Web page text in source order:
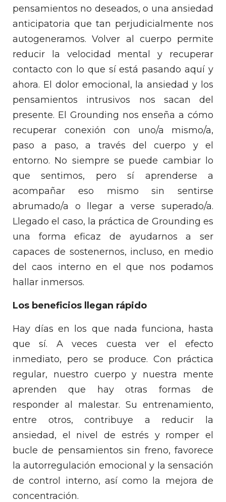
pensamientos no deseados, o una ansiedad
anticipatoria que tan perjudicialmente nos
autogeneramos. Volver al cuerpo permite
reducir la velocidad mental y recuperar
contacto con lo que sí está pasando aquí y
ahora. El dolor emocional, la ansiedad y los
pensamientos intrusivos nos sacan del
presente. El Grounding nos enseña a cómo
recuperar conexión con uno/a mismo/a,
paso a paso, a través del cuerpo y el
entorno. No siempre se puede cambiar lo
que sentimos, pero sí aprenderse a
acompañar eso mismo sin sentirse
abrumado/a o llegar a verse superado/a.
Llegado el caso, la práctica de Grounding es
una forma eficaz de ayudarnos a ser
capaces de sostenernos, incluso, en medio
del caos interno en el que nos podamos
hallar inmersos.
Los beneficios llegan rápido
Hay días en los que nada funciona, hasta
que sí. A veces cuesta ver el efecto
inmediato, pero se produce. Con práctica
regular, nuestro cuerpo y nuestra mente
aprenden que hay otras formas de
responder al malestar. Su entrenamiento,
entre otros, contribuye a reducir la
ansiedad, el nivel de estrés y romper el
bucle de pensamientos sin freno, favorece
la autorregulación emocional y la sensación
de control interno, así como la mejora de
concentración.